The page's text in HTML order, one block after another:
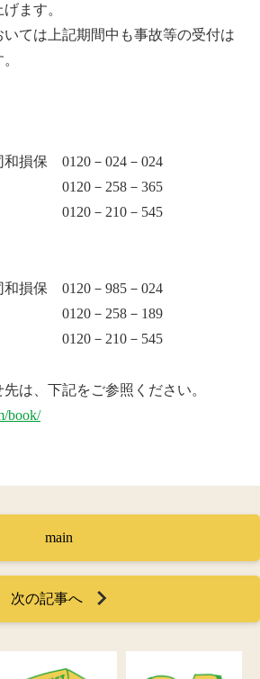
ます。
ては上記期間中も事故等の受付は
和損保 0120－024－024
0120－258－365
－210－545
和損保 0120－985－024
0120－258－189
－210－545
は、下記をご参照ください。
book/
main
次の記事へ